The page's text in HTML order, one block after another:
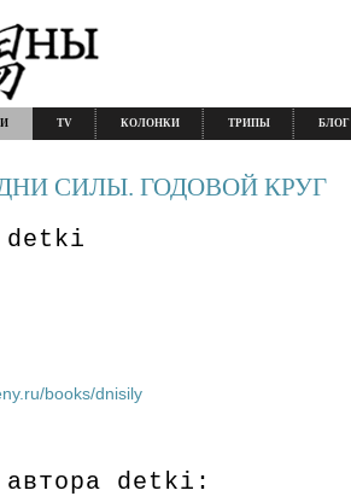
TV КОЛОНКИ ТРИПЫ БЛОГ
СИЛЫ. ГОДОВОЙ КРУГ
detki
books/dnisily
автора detki: